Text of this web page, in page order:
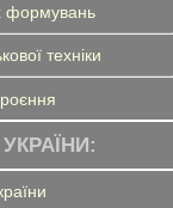
формувань
техніки